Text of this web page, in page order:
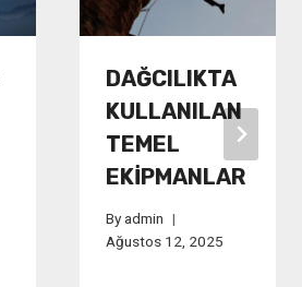
DAĞCILIKTA
KULLANILAN
TEMEL
EKIPMANLAR
Byadmin
Ağustos 12, 2025